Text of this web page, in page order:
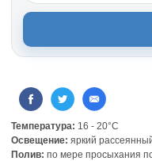
Температура: 16 - 20°C
Освещение: яркий
Полив: по мере просыхания